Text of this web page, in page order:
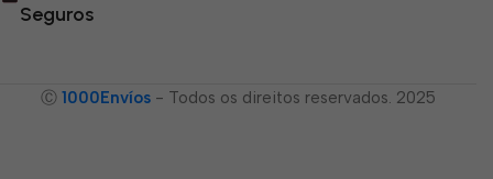
Seguros
Ⓒ 1000Envíos - Todos os direitos reservados. 2025